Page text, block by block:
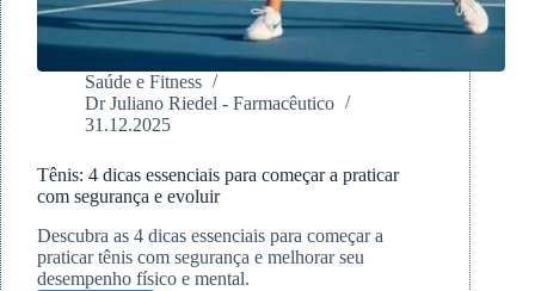
Saúde e Fitness
Dr Juliano Riedel - Farmacêutico
31.12.2025
Tênis: 4 dicas essenciais para começar a praticar
com segurança e evoluir
Descubra as 4 dicas essenciais para começar a
praticar tênis com segurança e melhorar seu
desempenho físico e mental.